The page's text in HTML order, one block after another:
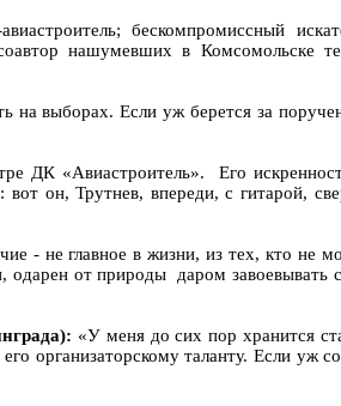
бескомпромиссный
нашумевших в Комсомольске
на выборах. Если уж берется за
ДК «Авиастроитель». Его
он, Трутнев, впереди, с гитарой,
- не главное в жизни, из тех, кто
одарен от природы даром
«У меня до сих пор хранится
организаторскому таланту. Если уж